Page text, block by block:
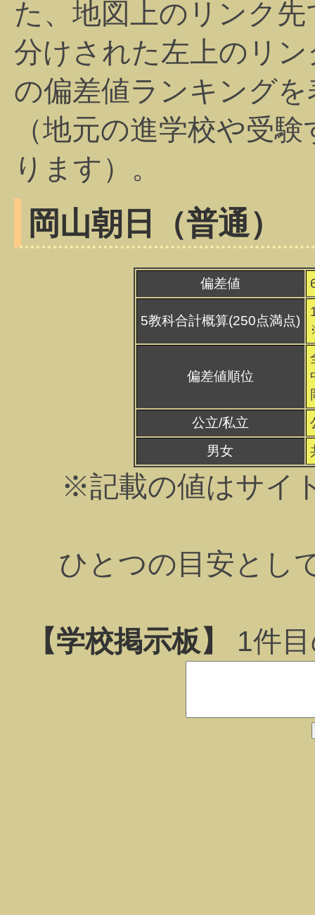
た、地図上のリンク
分けされた左上のリ
の偏差値ランキング
（地元の進学校や受
ります）。
岡山朝日（普通）
偏差値
5教科合計概算(250点満点)
偏差値順位
公立/私立
男女
※記載の値はサイ
ひとつの目安とし
【学校掲示板】 1件